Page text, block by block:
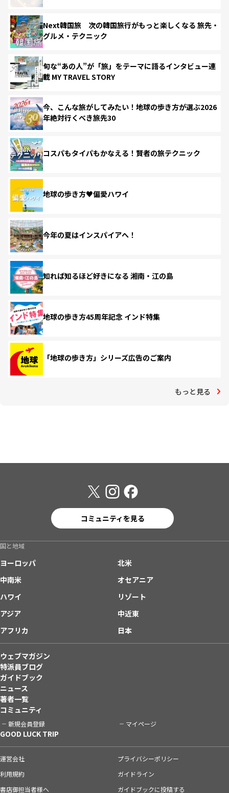
Next韓国旅 次の韓国旅行がもっと楽しくなる 旅先・
グルメ・テクニック
旬な“あの人”が「旅」をテーマに語るインタビュー連
載 MY TRAVEL STORY
今、こんな旅がしてみたい！地球の歩き方が選ぶ2026
年絶対行くべき旅先30
コスパもタイパもかなえる！賢者の旅テクニック
地球の歩き方♥偏愛ハワイ
今年の夏はインスパイアへ！
知れば知るほど好きになる 湘南・江の島
地球の歩き方45周年記念 インド特集
「地球の歩き方」シリーズ広告のご案内
もっと見る
コミュニティを見る
国と地域
ヨーロッパ
北米
中南米
オセアニア
ハワイ
リゾート
アジア
中近東
アフリカ
日本
ウェブマガジン
特派員ブログ
ガイドブック
ニュース
著者一覧
コミュニティ
新規会員登録 マイページ
GOOD LUCK TRIP
運営会社
プライバシーポリシー
利用規約
ガイドライン
書店御担当者様へ
ガイドブックに投稿する